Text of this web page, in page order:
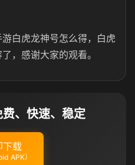
白虎龙神号怎么得，白虎
，感谢大家的观看。
、快速、稳定
下载
APK）